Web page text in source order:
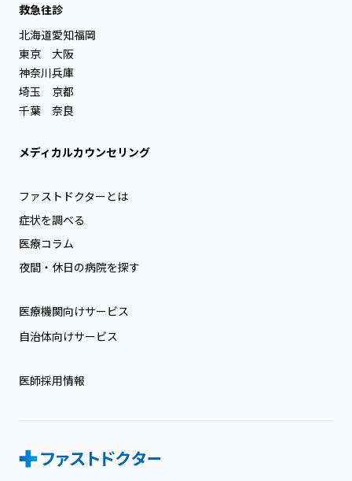
救急往診
北海道
東京
神奈川
埼玉
千葉
愛知
大阪
兵庫
京都
奈良
福岡
メディカルカウンセリング
ファストドクターとは
症状を調べる
医療コラム
夜間・休日の病院を探す
医療機関向けサービス
自治体向けサービス
医師採用情報